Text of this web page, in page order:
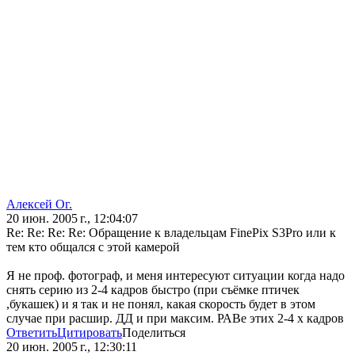
Алексей Ог.
20 июн. 2005 г., 12:04:07
Re: Re: Re: Re: Обращение к владельцам FinePix S3Pro или к
тем кто общался с этой камерой
Я не проф. фотограф, и меня интересуют ситуации когда надо
снять серию из 2-4 кадров быстро (при съёмке птичек
,букашек) и я так и не понял, какая скорость будет в этом
случае при расшир. ДД и при максим. РАВе этих 2-4 х кадров
ОтветитьЦитироватьПоделиться
20 июн. 2005 г., 12:30:11